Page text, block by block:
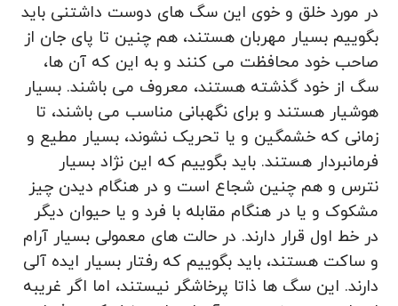
در مورد خلق و خوی این سگ های دوست داشتنی باید
بگوییم بسیار مهربان هستند، هم چنین تا پای جان از
صاحب خود محافظت می کنند و به این که آن ها،
سگ از خود گذشته هستند، معروف می باشند. بسیار
هوشیار هستند و برای نگهبانی مناسب می باشند، تا
زمانی که خشمگین و یا تحریک نشوند، بسیار مطیع و
فرمانبردار هستند. باید بگوییم که این نژاد بسیار
نترس و هم چنین شجاع است و در هنگام دیدن چیز
مشکوک و یا در هنگام مقابله با فرد و یا حیوان دیگر
در خط اول قرار دارند. در حالت های معمولی بسیار آرام
و ساکت هستند، باید بگوییم که رفتار بسیار ایده آلی
دارند. این سگ ها ذاتا پرخاشگر نیستند، اما اگر غریبه